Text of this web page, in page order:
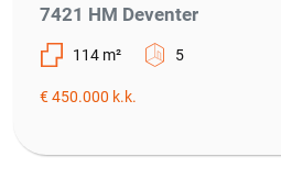
7421 HM Deventer
114 m² 5
€ 450.000 k.k.